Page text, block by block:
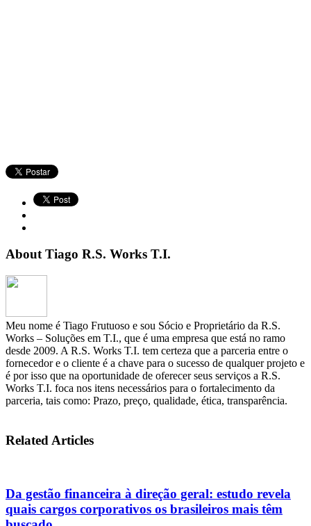
About Tiago R.S. Works T.I.
Meu nome é Tiago Frutuoso e sou Sócio e Proprietário da R.S.
Works – Soluções em T.I., que é uma empresa que está no ramo
desde 2009. A R.S. Works T.I. tem certeza que a parceria entre o
fornecedor e o cliente é a chave para o sucesso de qualquer projeto e
é por isso que na oportunidade de oferecer seus serviços a R.S.
Works T.I. foca nos itens necessários para o fortalecimento da
parceria, tais como: Prazo, preço, qualidade, ética, transparência.
Related Articles
Da gestão financeira à direção geral: estudo revela
quais cargos corporativos os brasileiros mais têm